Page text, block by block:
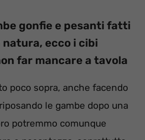
gonfie e pesanti fatti
ecco i cibi
far mancare a tavola
poco sopra, anche facendo
le gambe dopo una
potremmo comunque